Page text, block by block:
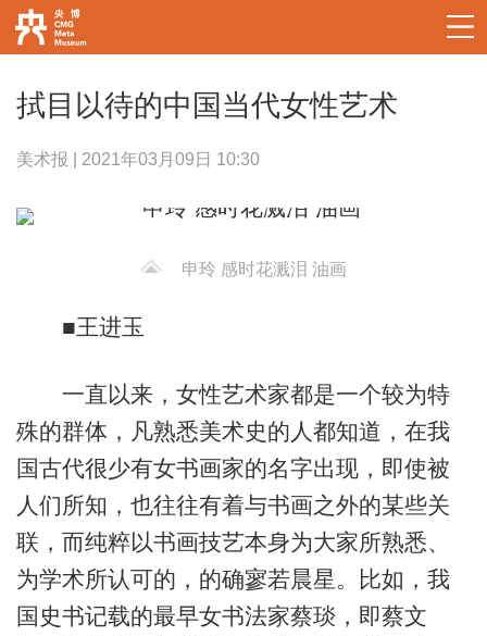
拭目以待的中国当代女性艺术
美术报 | 2021年03月09日 10:30
申玲 感时花溅泪 油画
■王进玉
一直以来，女性艺术家都是一个较为特
殊的群体，凡熟悉美术史的人都知道，在我
国古代很少有女书画家的名字出现，即使被
人们所知，也往往有着与书画之外的某些关
联，而纯粹以书画技艺本身为大家所熟悉、
为学术所认可的，的确寥若晨星。比如，我
国史书记载的最早女书法家蔡琰，即蔡文